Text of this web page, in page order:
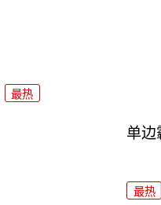
最热
单边
最热